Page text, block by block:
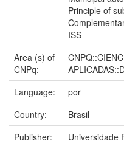
Principle of
ISS
Area (s) of
CNPq:
Language:
por
Country:
Brasil
Publisher:
Universidade